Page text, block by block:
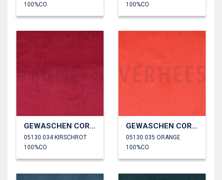
100%CO
100%CO
GEWASCHEN CORD 4.5W
05130.034 KIRSCHROT
100%CO
GEWASCHEN CORD 4.5W
05130.035 ORANGE
100%CO